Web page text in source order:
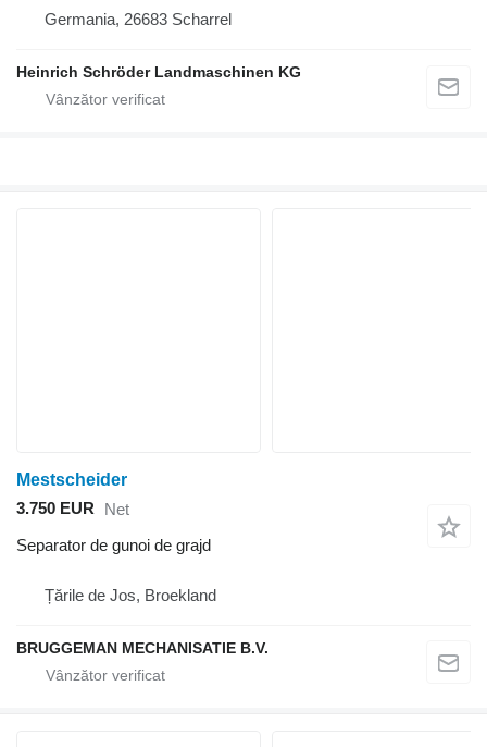
Germania, 26683 Scharrel
Heinrich Schröder Landmaschinen KG
Mestscheider
3.750 EUR
Net
Separator de gunoi de grajd
Țările de Jos, Broekland
BRUGGEMAN MECHANISATIE B.V.